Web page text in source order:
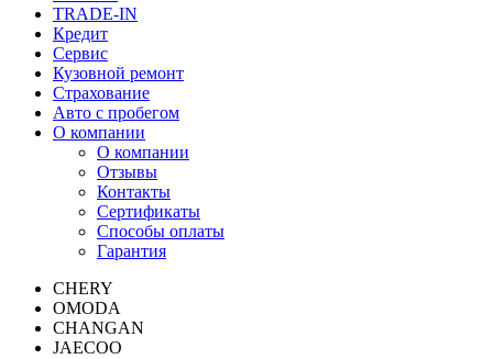
TRADE-IN
Кредит
Сервис
Кузовной ремонт
Страхование
Авто с пробегом
О компании
О компании
Отзывы
Контакты
Сертификаты
Способы оплаты
Гарантия
CHERY
OMODA
CHANGAN
JAECOO